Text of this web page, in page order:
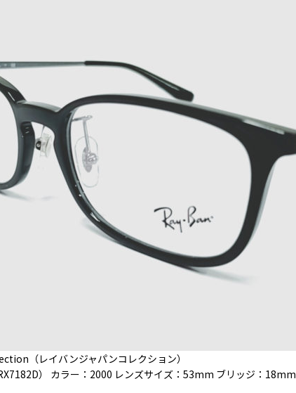
（レイバンジャパンコレクション）
） カラー：2000 レンズサイズ：53mm ブリッジ：18mm